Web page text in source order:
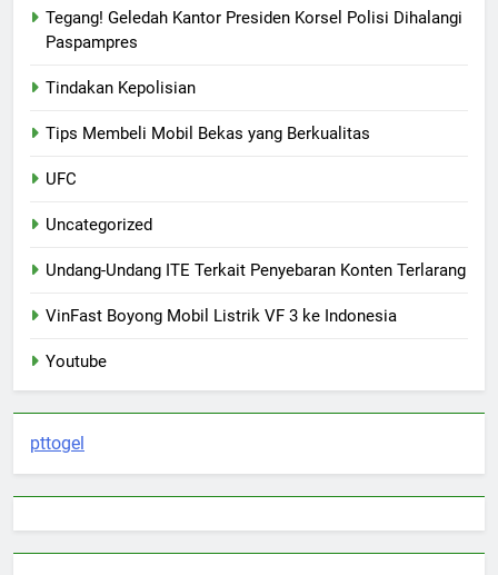
Tegang! Geledah Kantor Presiden Korsel Polisi Dihalangi
Paspampres
Tindakan Kepolisian
Tips Membeli Mobil Bekas yang Berkualitas
UFC
Uncategorized
Undang-Undang ITE Terkait Penyebaran Konten Terlarang
VinFast Boyong Mobil Listrik VF 3 ke Indonesia
Youtube
pttogel